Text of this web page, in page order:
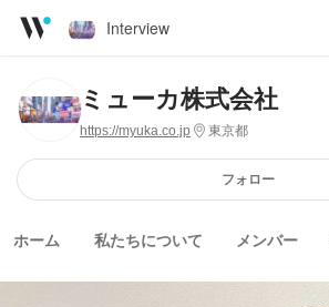
Interview
ミューカ株式会社
https://myuka.co.jp 東京都
フォロー
ホーム 私たちについて メンバー